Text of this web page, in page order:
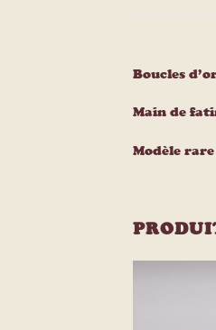
Boucles
Main de
Modèle rare